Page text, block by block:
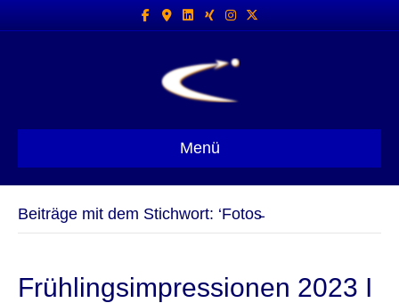
FacebookGoogle-maps
Linkedin
Xing InstagramX-twitter
Menü
Beiträge mit dem Stichwort: ‘Fotos̵
Frühlingsimpressionen 2023 I